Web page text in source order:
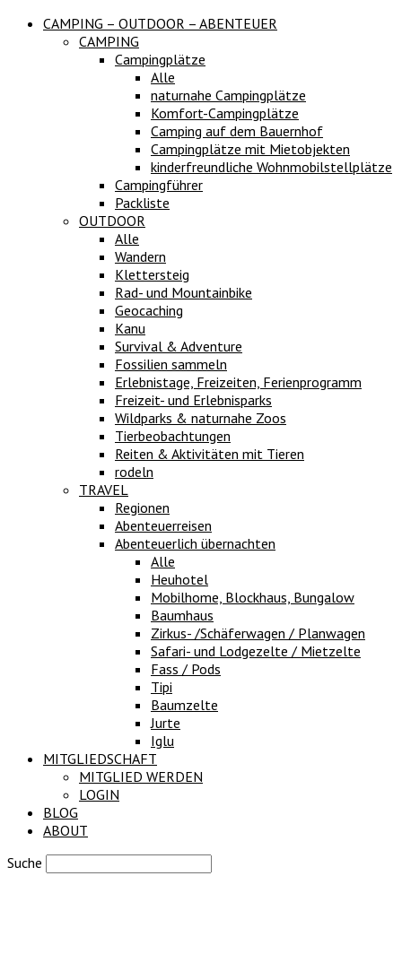
CAMPING – OUTDOOR – ABENTEUER
CAMPING
Campingplätze
Alle
naturnahe Campingplätze
Komfort-Campingplätze
Camping auf dem Bauernhof
Campingplätze mit Mietobjekten
kinderfreundliche Wohnmobilstellplätze
Campingführer
Packliste
OUTDOOR
Alle
Wandern
Klettersteig
Rad- und Mountainbike
Geocaching
Kanu
Survival & Adventure
Fossilien sammeln
Erlebnistage, Freizeiten, Ferienprogramm
Freizeit- und Erlebnisparks
Wildparks & naturnahe Zoos
Tierbeobachtungen
Reiten & Aktivitäten mit Tieren
rodeln
TRAVEL
Regionen
Abenteuerreisen
Abenteuerlich übernachten
Alle
Heuhotel
Mobilhome, Blockhaus, Bungalow
Baumhaus
Zirkus- /Schäferwagen / Planwagen
Safari- und Lodgezelte / Mietzelte
Fass / Pods
Tipi
Baumzelte
Jurte
Iglu
MITGLIEDSCHAFT
MITGLIED WERDEN
LOGIN
BLOG
ABOUT
Suche